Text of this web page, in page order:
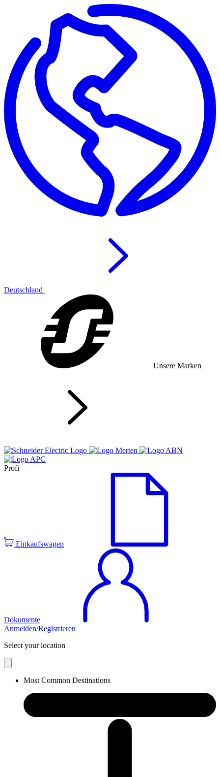
Deutschland
Unsere Marken
Profi
Einkaufswagen
Dokumente
Anmelden/Registrieren
Select your location
Most Common Destinations